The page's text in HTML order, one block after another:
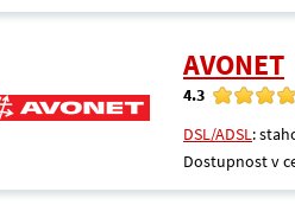
AVONET
4.3
DSL/ADSL:
Dostupnost v